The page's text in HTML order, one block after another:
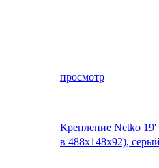
просмотр
Крепление Netko
в 488х148х92), серый